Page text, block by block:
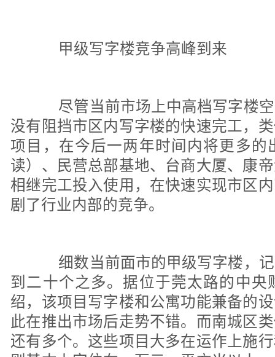
甲级写字楼竞争高峰到来
尽管当前市场上中高档写字楼空
没有阻挡市区内写字楼的快速完工，
项目，在今后一两年时间内将更多的
读）、民营总部基地、台商大厦、康
相继完工投入使用，在快速实现市区
剧了行业内部的竞争。
细数当前面市的甲级写字楼，记
到二十个之多。据位于莞太路的中央
绍，该项目写字楼和公寓功能兼备的
此在推出市场后走势不错。而南城区
还有多个。这些项目大多在运作上施